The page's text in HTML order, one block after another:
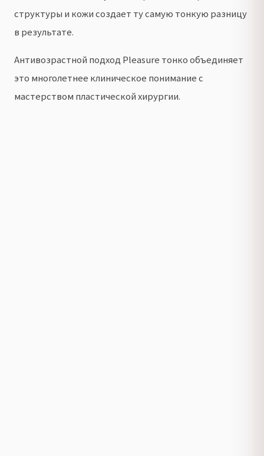
структуры и кожи создает ту самую тонкую разницу
в результате.
Антивозрастной подход Pleasure тонко объединяет
это многолетнее клиническое понимание с
мастерством пластической хирургии.